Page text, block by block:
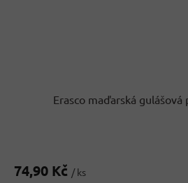
Erasco maďarská
produktu
74,90 Kč / ks